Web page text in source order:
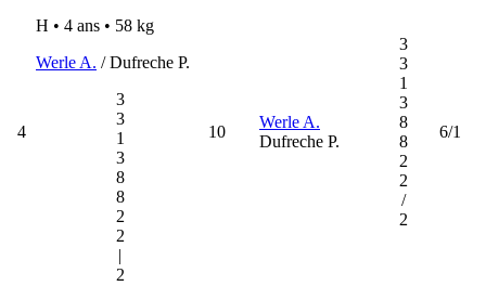
4
H • 4 ans • 58 kg
Werle A. / Dufreche P.
3
3
1
3
8
8
2
2
|
2
10
Werle A.
Dufreche P.
3
3
1
3
8
8
2
2
/
2
6/1